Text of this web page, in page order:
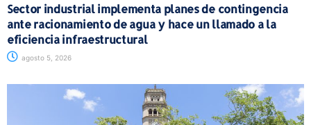
Sector industrial implementa planes de contingencia
ante racionamiento de agua y hace un llamado a la
eficiencia infraestructural
agosto 5, 2026